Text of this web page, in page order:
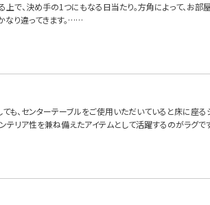
上で、決め手の1つにもなる日当たり。方角によって、お
なり違ってきます。……
も、センターテーブルをご使用いただいていると床に座る
テリア性を兼ね備えたアイテムとして活躍するのがラグで